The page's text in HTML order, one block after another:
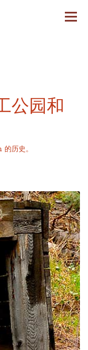
切换
公园和
历史。